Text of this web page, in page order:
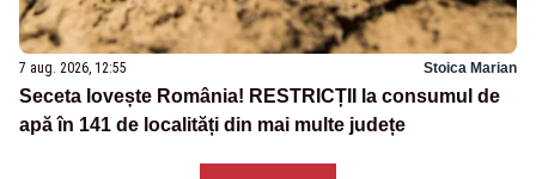
7 aug. 2026, 12:55 Stoica Marian
Seceta lovește România! RESTRICȚII la consumul de
apă în 141 de localități din mai multe județe